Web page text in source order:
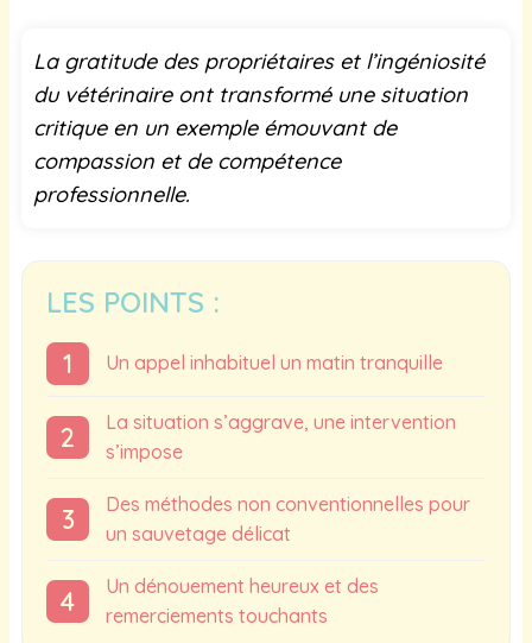
La gratitude des propriétaires et l’ingéniosité
du vétérinaire ont transformé une situation
critique en un exemple émouvant de
compassion et de compétence
professionnelle.
LES POINTS :
Un appel inhabituel un matin tranquille
La situation s’aggrave, une intervention
s’impose
Des méthodes non conventionnelles pour
un sauvetage délicat
Un dénouement heureux et des
remerciements touchants